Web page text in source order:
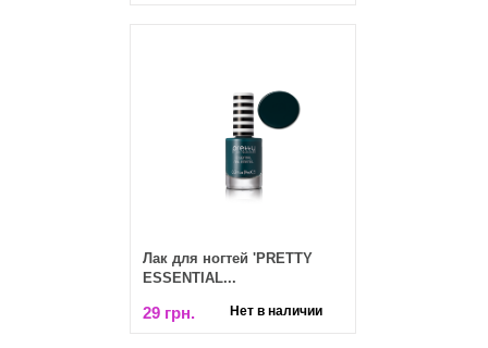
Лак для ногтей 'PRETTY
ESSENTIAL...
29 грн. Нет в наличии